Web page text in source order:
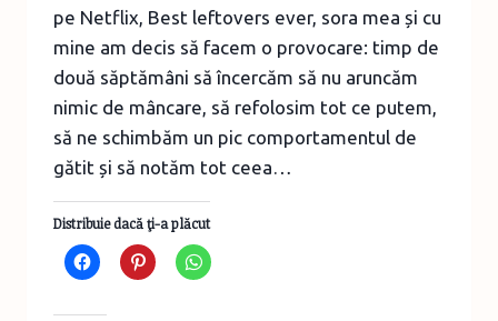
pe Netflix, Best leftovers ever, sora mea și cu
mine am decis să facem o provocare: timp de
două săptămâni să încercăm să nu aruncăm
nimic de mâncare, să refolosim tot ce putem,
să ne schimbăm un pic comportamentul de
gătit și să notăm tot ceea…
Distribuie dacă ţi-a plăcut